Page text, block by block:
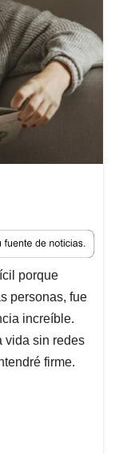
porque
personas, fue
increíble.
vida sin redes
firme.